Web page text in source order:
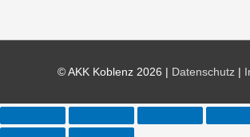
© AKK Koblenz 2026 | Datenschutz|